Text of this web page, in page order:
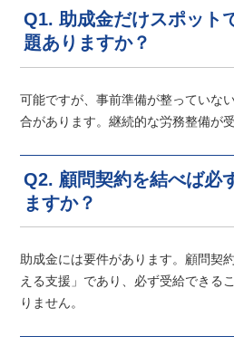
Q1. 助成金だけスポット
題ありますか？
可能ですが、事前準備が整っていな
合があります。継続的な労務整備が
Q2. 顧問契約を結べば必
ますか？
助成金には要件があります。顧問契
える支援」であり、必ず受給できる
りません。